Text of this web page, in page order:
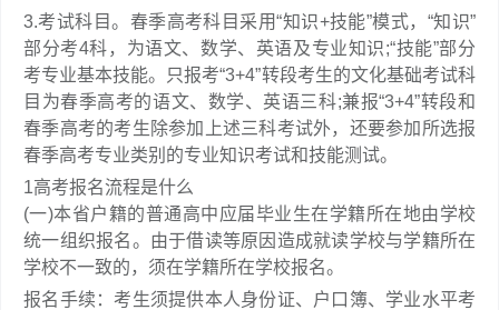
3.考试科目。春季高考科目采用“知识+技能”模式，“知识”
部分考4科，为语文、数学、英语及专业知识;“技能”部分
考专业基本技能。只报考“3+4”转段考生的文化基础考试科
目为春季高考的语文、数学、英语三科;兼报“3+4”转段和
春季高考的考生除参加上述三科考试外，还要参加所选报
春季高考专业类别的专业知识考试和技能测试。
1高考报名流程是什么
(一)本省户籍的普通高中应届毕业生在学籍所在地由学校
统一组织报名。由于借读等原因造成就读学校与学籍所在
学校不一致的，须在学籍所在学校报名。
报名手续：考生须提供本人身份证、户口簿、学业水平考